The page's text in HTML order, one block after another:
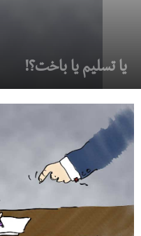
یا تسلیم یا باخت؟!